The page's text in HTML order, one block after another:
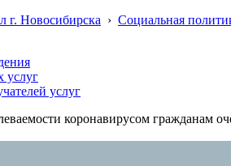
г. Новосибирска › Социальная
услуг
услуг
коронавирусом гражданам